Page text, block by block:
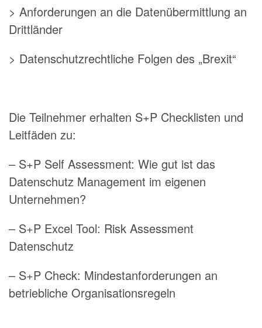
> Anforderungen an die Datenübermittlung an
Drittländer
> Datenschutzrechtliche Folgen des „Brexit“
Die Teilnehmer erhalten S+P Checklisten und
Leitfäden zu:
– S+P Self Assessment: Wie gut ist das
Datenschutz Management im eigenen
Unternehmen?
– S+P Excel Tool: Risk Assessment
Datenschutz
– S+P Check: Mindestanforderungen an
betriebliche Organisationsregeln